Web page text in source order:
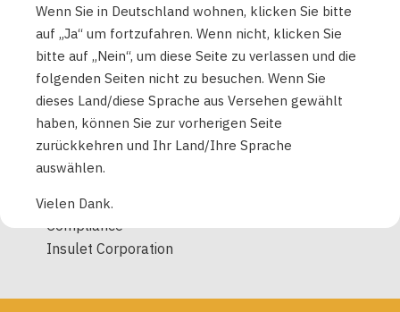
bitte die häufig gestellten Fragen unten oder
rufen Sie an den Kundenservice von Insulet
unter der Telefonnummer0800 1821 629
(aus dem Ausland:+49 89 9546 7389).
Michael Spears
Senior Vice President, Regulatory Affairs &
Compliance
Insulet Corporation
Wenn Sie in Deutschland wohnen, klicken Sie bitte
auf „Ja“ um fortzufahren. Wenn nicht, klicken Sie
bitte auf „Nein“, um diese Seite zu verlassen und die
folgenden Seiten nicht zu besuchen. Wenn Sie
dieses Land/diese Sprache aus Versehen gewählt
haben, können Sie zur vorherigen Seite
zurückkehren und Ihr Land/Ihre Sprache
auswählen.
Vielen Dank.